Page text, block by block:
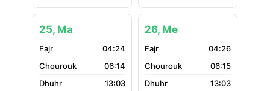
25, Ma
04:24
06:14
13:03
26, Me
04:26
06:15
13:03